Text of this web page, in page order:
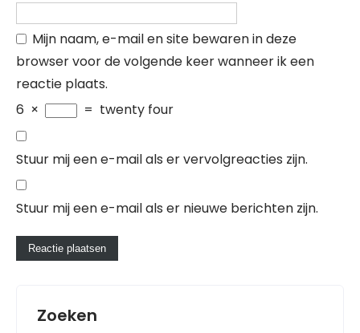
Mijn naam, e-mail en site bewaren in deze
browser voor de volgende keer wanneer ik een
reactie plaats.
6 × = twenty four
Stuur mij een e-mail als er vervolgreacties zijn.
Stuur mij een e-mail als er nieuwe berichten zijn.
Zoeken